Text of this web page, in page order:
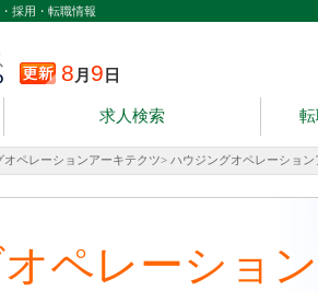
採用・転職情報
8 月 9 日
求人検索
オペレーションアーキテクツ> ハウジングオペレーション
ペレーショ